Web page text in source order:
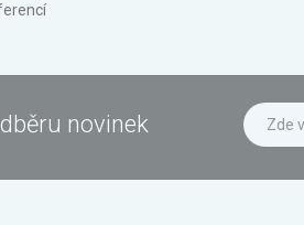
novinek